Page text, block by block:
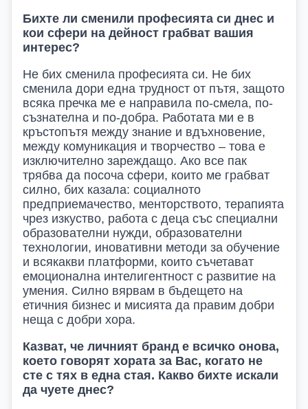
Бихте ли сменили професията си днес и
кои сфери на дейност грабват вашия
интерес?
Не бих сменила професията си. Не бих
сменила дори една трудност от пътя, защото
всяка пречка ме е направила по-смела, по-
съзнателна и по-добра. Работата ми е в
кръстопътя между знание и вдъхновение,
между комуникация и творчество – това е
изключително зареждащо. Ако все пак
трябва да посоча сфери, които ме грабват
силно, бих казала: социалното
предприемачество, менторството, терапията
чрез изкуство, работа с деца със специални
образователни нужди, образователни
технологии, иновативни методи за обучение
и всякакви платформи, които съчетават
емоционална интелигентност с развитие на
умения. Силно вярвам в бъдещето на
етичния бизнес и мисията да правим добри
неща с добри хора.
Казват, че личният бранд е всичко онова,
което говорят хората за Вас, когато не
сте с тях в една стая. Какво бихте искали
да чуете днес?